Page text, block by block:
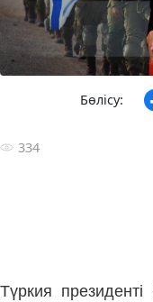
Бөлісу:
334
Түркия